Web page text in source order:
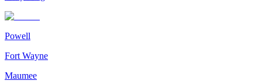
Powell
Fort Wayne
Maumee